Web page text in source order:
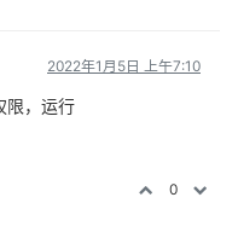
2022年1月5日 上午7:10
限，运行
0